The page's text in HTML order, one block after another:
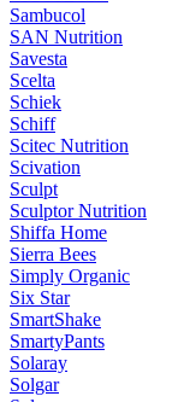
Sambucol
SAN Nutrition
Savesta
Scelta
Schiek
Schiff
Scitec Nutrition
Scivation
Sculpt
Sculptor Nutrition
Shiffa Home
Sierra Bees
Simply Organic
Six Star
SmartShake
SmartyPants
Solaray
Solgar